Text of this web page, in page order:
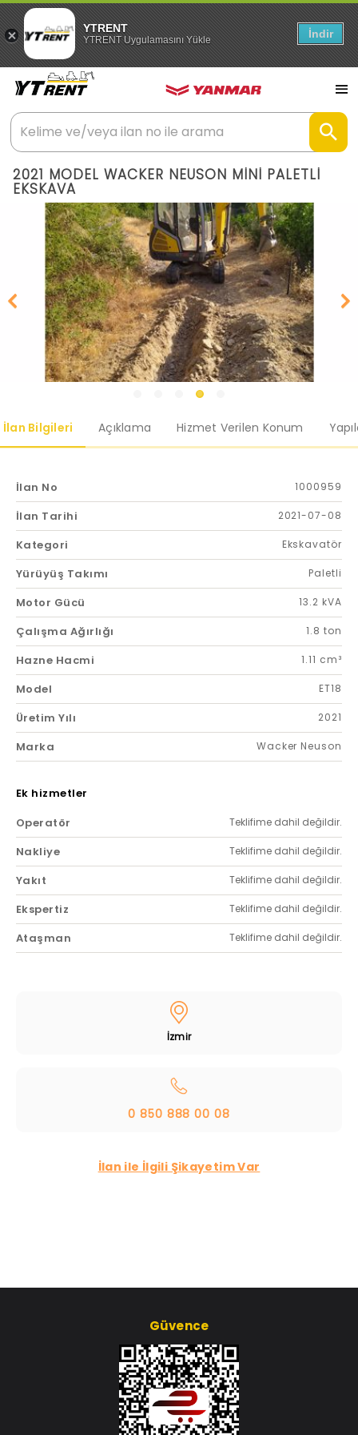
YTRENT
YTRENT Uygulamasını Yükle İndir
2021 MODEL WACKER NEUSON MİNİ PALETLİ
EKSKAVA
İlan Bilgileri Açıklama Hizmet Verilen Konum
İlan No 1000959
İlan Tarihi 2021-07-08
Kategori Ekskavatör
Yürüyüş Takımı Paletli
Motor Gücü 13.2 kVA
Çalışma Ağırlığı 1.8 ton
Hazne Hacmi 1.11 cm³
Model ET18
Üretim Yılı 2021
Marka Wacker Neuson
Ek hizmetler
Operatör
Teklifime dahil değildir.
Nakliye Teklifime dahil değildir.
Yakıt Teklifime dahil değildir.
Ekspertiz Teklifime dahil değildir.
Ataşman Teklifime dahil değildir.
İzmir
0 850 888 00 08
İlan ile İlgili Şikayetim Var
Güvence